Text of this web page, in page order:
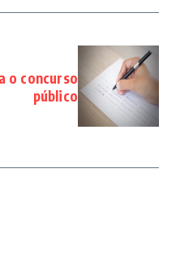
o concurso
público